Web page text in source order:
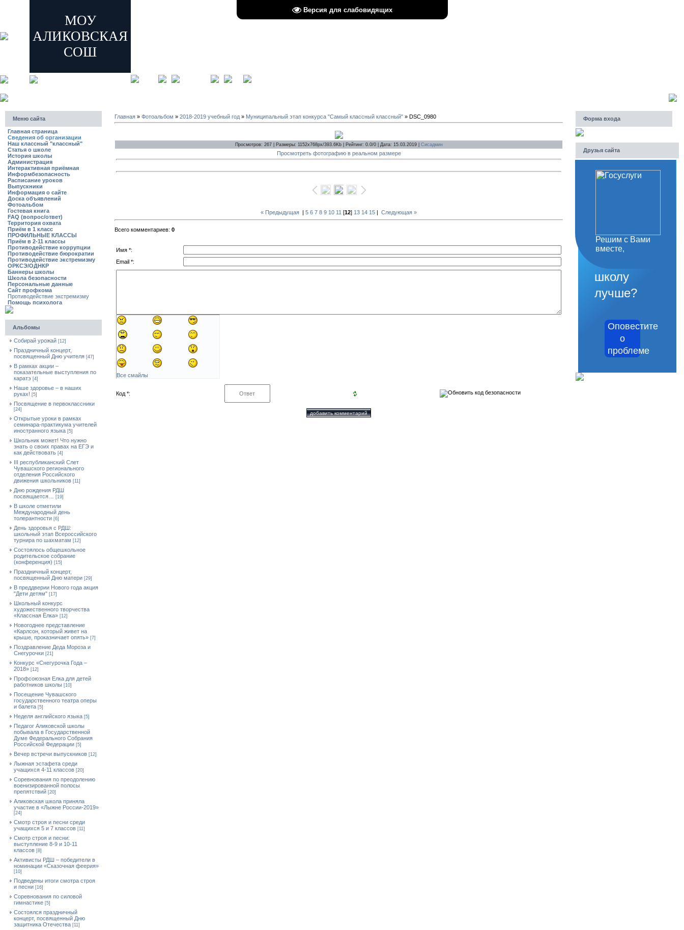
Версия для слабовидящих
МОУ
АЛИКОВСКАЯ
СОШ
Меню сайта
Главная страница
Сведения об организации
Наш классный "классный"
Статья о школе
История школы
Администрация
Интерактивная приёмная
Информбезопасность
Расписание уроков
Выпускники
Информация о сайте
Доска объявлений
Фотоальбом
Гостевая книга
FAQ (вопрос/ответ)
Территория охвата
Приём в 1 класс
ПРОФИЛЬНЫЕ КЛАССЫ
Приём в 2-11 классы
Противодействие коррупции
Противодействие бюрократии
Противодействие экстремизму
ОРКСЭ/ОДНКР
Баннеры школы
Школа безопасности
Персональные данные
Сайт профкома
Противодействие экстремизму
Помощь психолога
Альбомы
Собирай урожай [12]
Праздничный концерт,
посвященный Дню учителя [47]
В рамках акции –
показательные выступления по
каратэ [4]
Наше здоровье – в наших
руках! [5]
Посвящение в первоклассники
[24]
Открытые уроки в рамках
семинара-практикума учителей
иностранного языка [5]
Школьник может! Что нужно
знать о своих правах на ЕГЭ и
как действовать [4]
III республиканский Слет
Чувашского регионального
отделения Российского
движения школьников [11]
Дню рождения РДШ
посвящается…
[19]
В школе отметили
Международный день
толерантности [6]
День здоровья с РДШ:
школьный этап Всероссийского
турнира по шахматам [12]
Состоялось общешкольное
родительское собрание
(конференция) [15]
Праздничный концерт,
посвященный Дню матери [29]
В преддверии Нового года акция
"Дети детям" [17]
Школьный конкурс
художественного творчества
«Классная Ёлка» [12]
Новогоднее представление
«Карлсон, который живет на
крыше, проказничает опять» [7]
Поздравление Деда Мороза и
Снегурочки [21]
Конкурс «Снегурочка Года –
2018» [12]
Профсоюзная Елка для детей
работников школы [10]
Посещение Чувашского
государственного театра оперы
и балета [5]
Неделя английского языка [5]
Педагог Аликовской школы
побывала в Государственной
Думе Федерального Собрания
Российской Федерации [5]
Вечер встречи выпускников [12]
Лыжная эстафета среди
учащихся 4-11 классов [20]
Cоревнования по преодолению
военизированной полосы
препятствий [20]
Аликовская школа приняла
участие в «Лыжне России-2019»
[24]
Смотр строя и песни среди
учащихся 5 и 7 классов [11]
Смотр строя и песни:
выступление 8-9 и 10-11
классов [8]
Активисты РДШ – победители в
номинации «Сказочная феерия»
[10]
Подведены итоги смотра строя
и песни [16]
Соревнования по силовой
гимнастике [5]
Состоялся праздничный
концерт, посвященный Дню
защитника Отечества [11]
Главная » Фотоальбом » 2018-2019 учебный год » Муниципальный этап конкурса "Самый классный классный" » DSC_0980
Просмотров: 267 | Размеры: 1152x768px/393.6Kb | Рейтинг: 0.0/0 | Дата: 15.03.2019 | Сисадмин
Просмотреть фотографию в реальном размере
« Предыдущая | 5 6 7 8 9 10 11 [12] 13 14 15 | Следующая »
Всего комментариев: 0
Имя *:
Email *:
Все смайлы
Код *:
Форма входа
Друзья сайта
Решим с Вами
вместе,
как
школу
лучше?
Оповестите
о
проблеме